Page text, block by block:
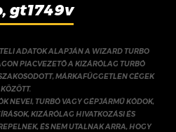
gt1749v
ADATOK ALAPJÁN A WIZARD TURBO
PIACVEZETŐ A KIZÁRÓLAG TURBÓ
MÁRKAFÜGGETLEN CÉGEK
KÖZÖTT.
NEVEI, TURBÓ VAGY GÉPJÁRMŰ KÓDOK,
KIZÁRÓLAG HIVATKOZÁSI ÉS
ÉS NEM UTALNAK ARRA, HOGY